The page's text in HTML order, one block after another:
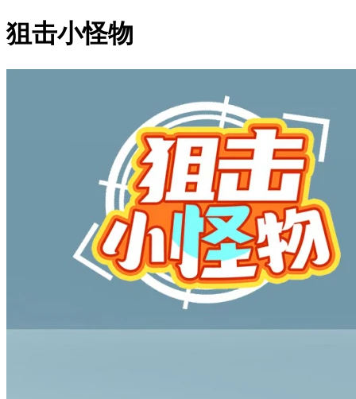
狙击小怪物